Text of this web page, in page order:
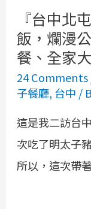
『台中北
飯，爛漫
餐、全家
24 Comments
子餐廳, 台中 /
這是我二訪台
次吃了明太子
所以，這次帶